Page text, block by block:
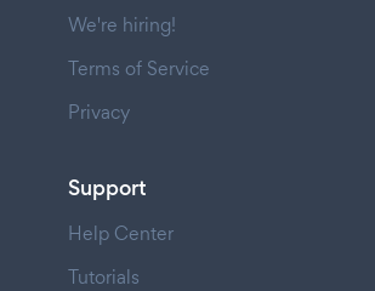
We're hiring!
Terms of Service
Privacy
Support
Help Center
Tutorials